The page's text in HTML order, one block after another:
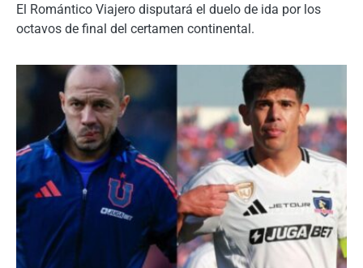
El Romántico Viajero disputará el duelo de ida por los
octavos de final del certamen continental.